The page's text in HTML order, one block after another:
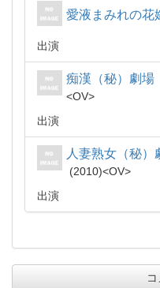
愛液まみれの花
出演
痴漢（秘）劇
OV
出演
人妻熟女（秘
2010
OV
出演